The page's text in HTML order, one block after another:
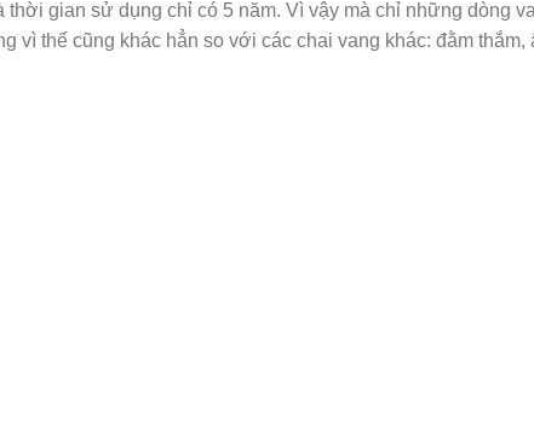
gian sử dụng chỉ có 5 năm. Vì vậy mà chỉ những dòng
thế cũng khác hẳn so với các chai vang khác: đằm thắm,